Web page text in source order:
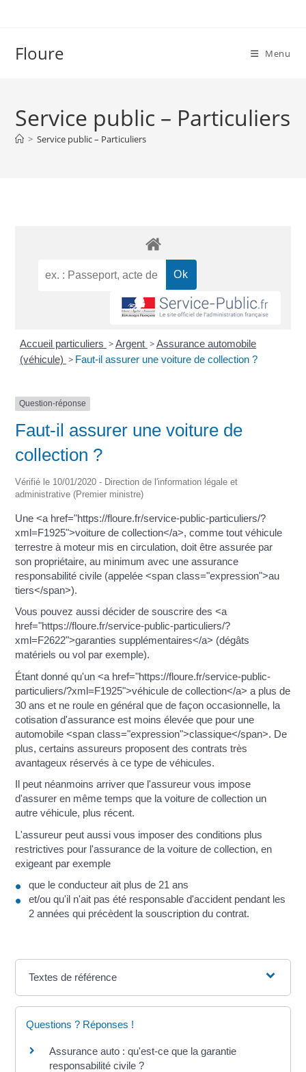
Floure Menu
Service public – Particuliers
> Service public – Particuliers
Accueil particuliers >Argent >Assurance automobile
(véhicule) > Faut-il assurer une voiture de collection ?
Question-réponse
Faut-il assurer une voiture de
collection ?
Vérifié le 10/01/2020 - Direction de l'information légale et
administrative (Premier ministre)
Une <a href="https://floure.fr/service-public-particuliers/?
xml=F1925">voiture de collection</a>, comme tout véhicule
terrestre à moteur mis en circulation, doit être assurée par
son propriétaire, au minimum avec une assurance
responsabilité civile (appelée <span class="expression">au
tiers</span>).
Vous pouvez aussi décider de souscrire des <a
href="https://floure.fr/service-public-particuliers/?
xml=F2622">garanties supplémentaires</a> (dégâts
matériels ou vol par exemple).
Étant donné qu'un <a href="https://floure.fr/service-public-
particuliers/?xml=F1925">véhicule de collection</a> a plus de
30 ans et ne roule en général que de façon occasionnelle, la
cotisation d'assurance est moins élevée que pour une
automobile <span class="expression">classique</span>. De
plus, certains assureurs proposent des contrats très
avantageux réservés à ce type de véhicules.
Il peut néanmoins arriver que l'assureur vous impose
d'assurer en même temps que la voiture de collection un
autre véhicule, plus récent.
L'assureur peut aussi vous imposer des conditions plus
restrictives pour l'assurance de la voiture de collection, en
exigeant par exemple
que le conducteur ait plus de 21 ans
et/ou qu'il n'ait pas été responsable d'accident pendant les
2 années qui précèdent la souscription du contrat.
Textes de référence
Questions ? Réponses !
Assurance auto : qu'est-ce que la garantie
responsabilité civile ?